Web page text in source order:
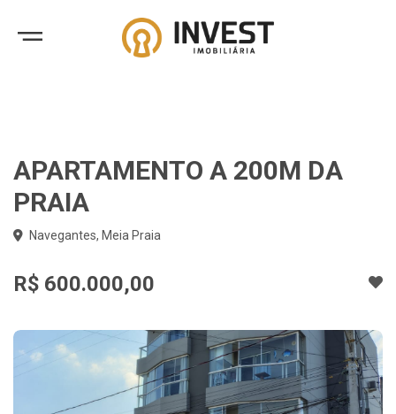
APARTAMENTO A 200M DA
PRAIA
Navegantes, Meia Praia
R$ 600.000,00